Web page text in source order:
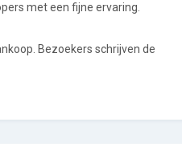
met een fijne ervaring.
Bezoekers schrijven de